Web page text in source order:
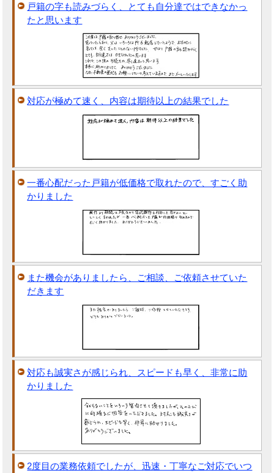
戸籍の字も読みづらく、とても自分達ではできなかっ
たと思います
対応が極めて速く、内容は期待以上の結果でした
一番心配だった戸籍が低価格で取れたので、すごく助
かりました
また機会がありましたら、ご相談、ご依頼させていた
だきます
対応も誠実さが感じられ、スピードも早く、非常に助
かりました
2度目の業務依頼でしたが、迅速・丁寧なご対応でいつ